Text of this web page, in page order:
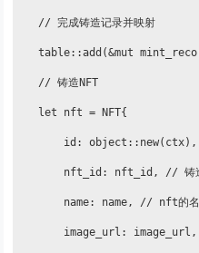
    // 完成铸造记录并映射
table::add(&mut
    // 铸造NFT
    let nft = NFT{
id: object::new(ctx),
nft_id: nft_id, // 铸
name: name, // nft的
image_url: image_url,